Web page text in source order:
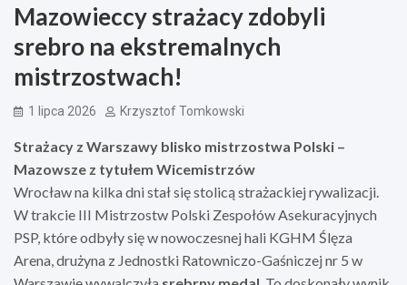
Mazowieccy strażacy zdobyli
srebro na ekstremalnych
mistrzostwach!
1 lipca 2026 Krzysztof Tomkowski
Strażacy z Warszawy blisko mistrzostwa Polski –
Mazowsze z tytułem Wicemistrzów
Wrocław na kilka dni stał się stolicą strażackiej rywalizacji.
W trakcie III Mistrzostw Polski Zespołów Asekuracyjnych
PSP, które odbyły się w nowoczesnej hali KGHM Ślęza
Arena, drużyna z Jednostki Ratowniczo-Gaśniczej nr 5 w